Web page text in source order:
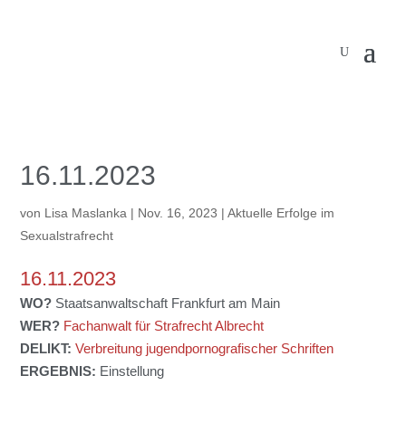
16.11.2023
von Lisa Maslanka | Nov. 16, 2023 |Aktuelle Erfolge im
Sexualstrafrecht
16.11.2023
WO? Staatsanwaltschaft Frankfurt am Main
WER? Fachanwalt für Strafrecht Albrecht
DELIKT:Verbreitung jugendpornografischer Schriften
ERGEBNIS: Einstellung